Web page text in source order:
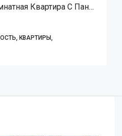
Эргономичная, 4-Комнатная Квартира С Панорамным Эркером В Гостиной, В Курортном Комплексе “Elegija”:
КВАРТИРЫ,